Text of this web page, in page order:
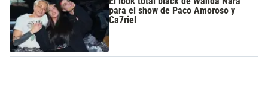
para el show de Paco Amoroso y
Ca7riel